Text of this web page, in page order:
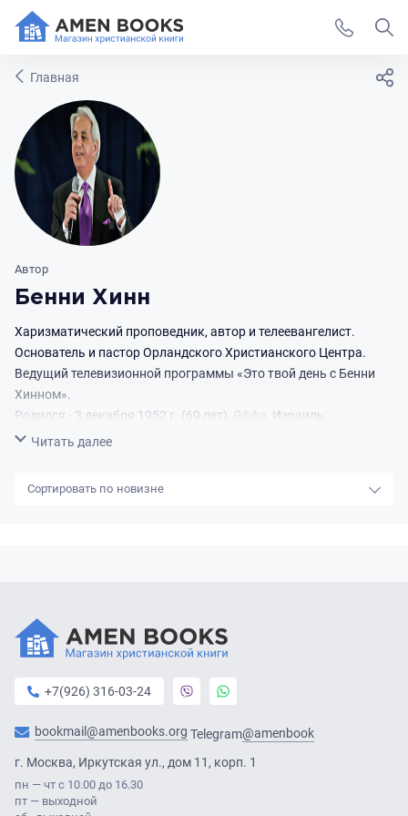
Главная
Автор
Бенни Хинн
Харизматический проповедник, автор и телеевангелист.
Основатель и пастор Орландского Христианского Центра.
Ведущий телевизионной программы «Это твой день с Бенни
Хинном».
Родился - 3 декабря 1952 г. (69 лет),
Яффа
, Израиль
Свернуть
Читать далее
новизне
+7(926) 316-03-24
bookmail@amenbooks.org Telegram@amenbook
г. Москва, Иркутская ул., дом 11, корп. 1
пн — чт с 10.00 до 16.30
пт — выходной